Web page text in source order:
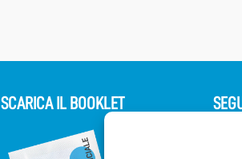
SCARICA IL BOOKLET